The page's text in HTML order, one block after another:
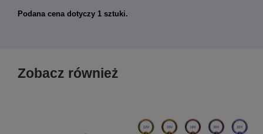
Podana cena dotyczy 1 sztuki.
Zobacz również